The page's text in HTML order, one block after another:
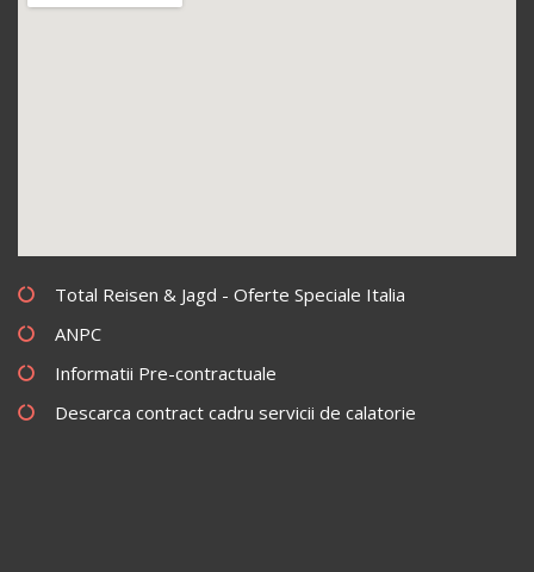
Total Reisen & Jagd - Oferte Speciale Italia
ANPC
Informatii Pre-contractuale
Descarca contract cadru servicii de calatorie